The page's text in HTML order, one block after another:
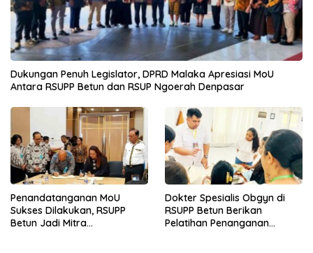
Dukungan Penuh Legislator, DPRD Malaka Apresiasi MoU
Antara RSUPP Betun dan RSUP Ngoerah Denpasar
Penandatanganan MoU
Sukses Dilakukan, RSUPP
Betun Jadi Mitra
Dokter Spesialis Obgyn di
RSUPP Betun Berikan
Pelatihan Penanganan